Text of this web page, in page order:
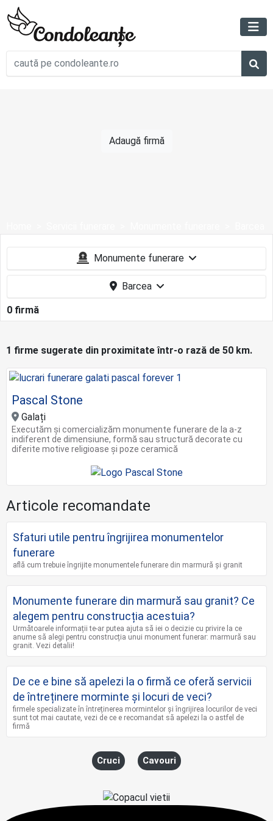
Adaugă firmă
0 firmă
1 firme sugerate din proximitate într-o rază de 50 km.
Pascal Stone
Galați
Executăm și comercializăm monumente funerare de la a-z
indiferent de dimensiune, formă sau structură decorate cu
diferite motive religioase și poze ceramică
Articole recomandate
Sfaturi utile pentru îngrijirea monumentelor
funerare
află cum trebuie îngrijite monumentele funerare din marmură și granit
Monumente funerare din marmură sau granit? Ce
alegem pentru construcția acestuia?
Următoarele informații te-ar putea ajuta să iei o decizie cu privire la ce
anume să alegi pentru construcția unui monument funerar: marmură sau
granit. Vezi detalii!
De ce e bine să apelezi la o firmă ce oferă servicii
de întreținere morminte și locuri de veci?
firmele specializate în întreținerea mormintelor și îngrijirea locurilor de veci
sunt tot mai cautate, vezi de ce e recomandat să apelezi la o astfel de
firmă
Cruci Cavouri